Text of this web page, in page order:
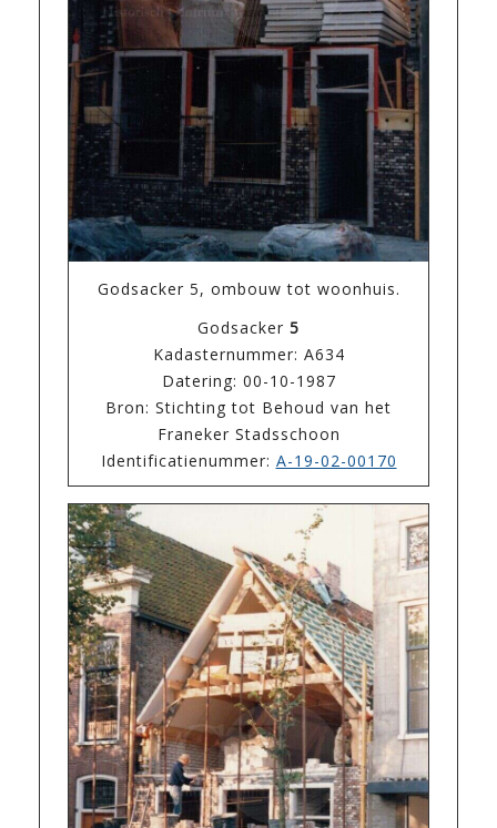
Godsacker 5, ombouw tot woonhuis.
Godsacker 5
Kadasternummer: A634
Datering: 00-10-1987
Bron: Stichting tot Behoud van het
Franeker Stadsschoon
Identificatienummer: A-19-02-00170